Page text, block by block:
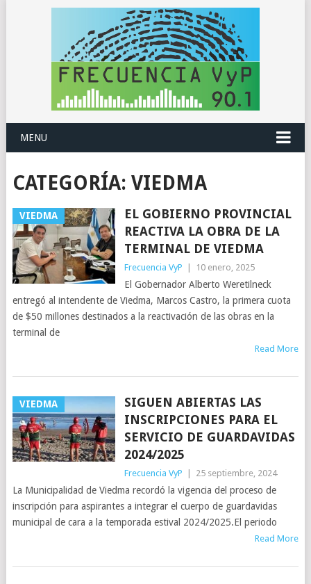
MENU
CATEGORÍA: VIEDMA
VIEDMA
EL GOBIERNO PROVINCIAL
REACTIVA LA OBRA DE LA
TERMINAL DE VIEDMA
Frecuencia VyP 10 enero, 2025
El Gobernador Alberto Weretilneck
entregó al intendente de Viedma, Marcos Castro, la primera cuota
de $50 millones destinados a la reactivación de las obras en la
terminal de
Read More
VIEDMA
SIGUEN ABIERTAS LAS
INSCRIPCIONES PARA EL
SERVICIO DE GUARDAVIDAS
2024/2025
Frecuencia VyP 25 septiembre, 2024
La Municipalidad de Viedma recordó la vigencia del proceso de
inscripción para aspirantes a integrar el cuerpo de guardavidas
municipal de cara a la temporada estival 2024/2025.El periodo
Read More